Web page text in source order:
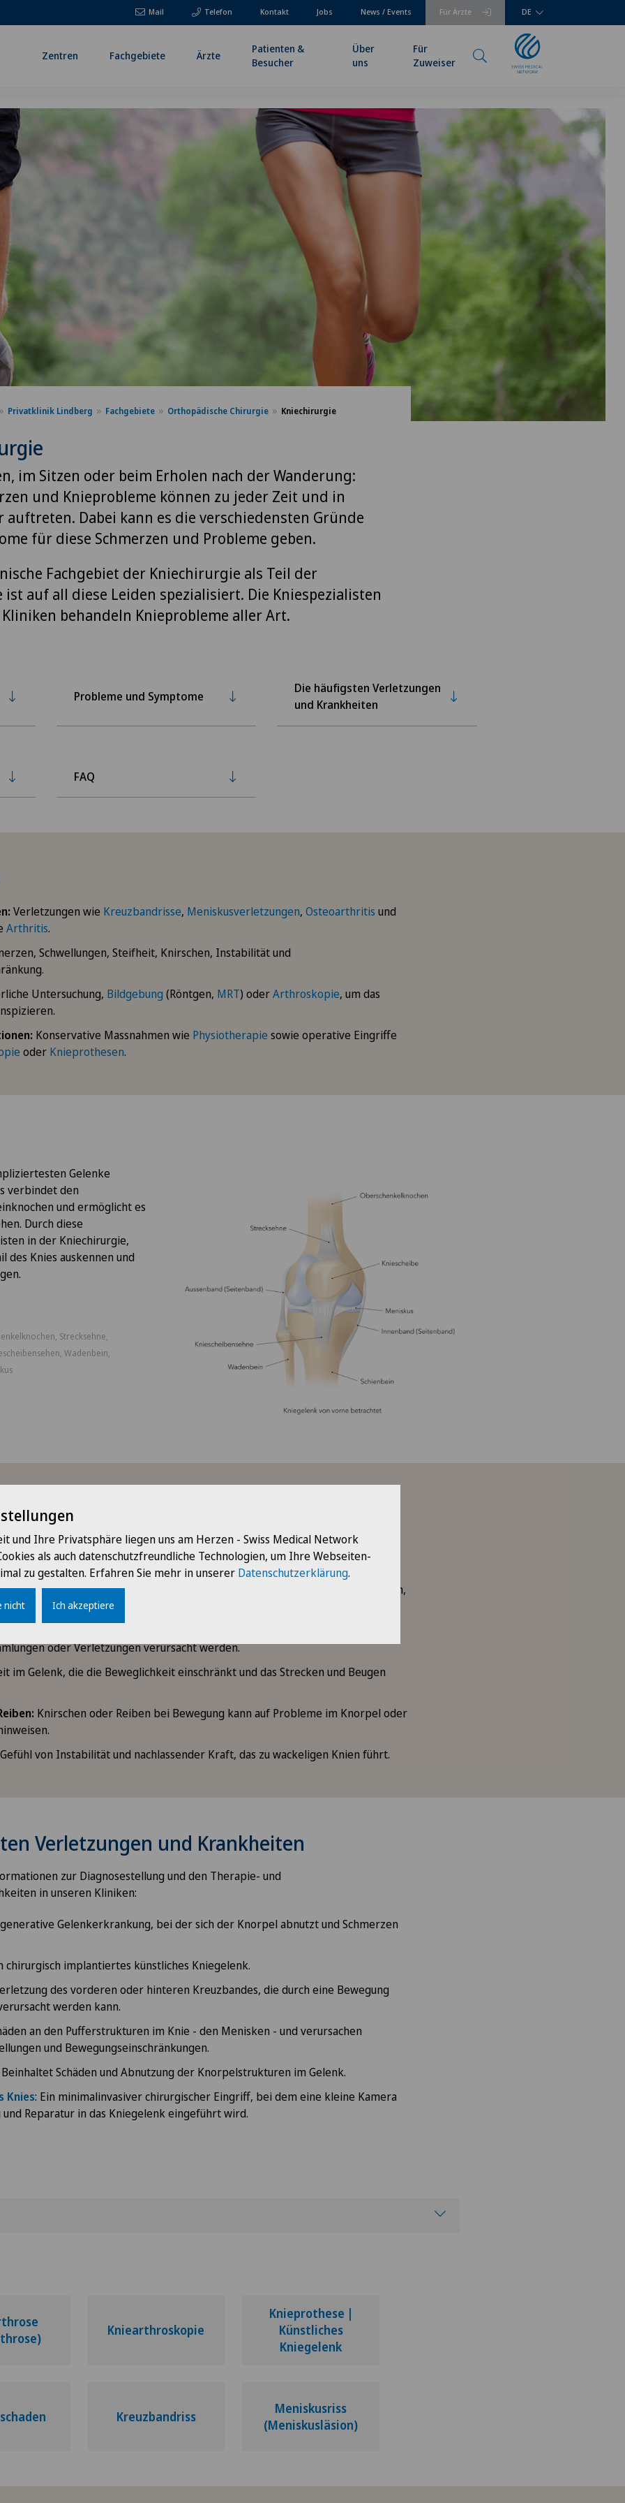
Mail Telefon Für Ärzte
Kontakt Jobs News / Events DE
Zentren Fachgebiete Ärzte
Patienten &
Besucher
Über
uns
Für
Zuweiser
Privatklinik Lindberg Fachgebiete Orthopädische Chirurgie Kniechirurgie
im Sitzen oder beim Erholen nach der Wanderung:
und Knieprobleme können zu jeder Zeit und in
auftreten. Dabei kann es die verschiedensten Gründe
für diese Schmerzen und Probleme geben.
Fachgebiet der Kniechirurgie als Teil der
ist auf all diese Leiden spezialisiert. Die Kniespezialisten
behandeln Knieprobleme aller Art.
Probleme und Symptome
Die häufigsten Verletzungen
und Krankheiten
FAQ
Verletzungen wie Kreuzbandrisse, Meniskusverletzungen, Osteoarthritis und
Arthritis.
Schwellungen, Steifheit, Knirschen, Instabilität und
Untersuchung, Bildgebung (Röntgen, MRT) oderArthroskopie, um das
Konservative Massnahmen wie Physiotherapie sowie operative Eingriffe
oder Knieprothesen.
Gelenke
verbindet den
und ermöglicht es
Durch diese
in der Kniechirurgie,
des Knies auskennen und
Strecksehne,
Wadenbein,
und Symptome
und Symptomen von Knieschmerzen gehören die folgenden
und Häufigkeit variieren können:
kann unterschiedlich stark sein, von milden Beschwerden bis zu starken,
oder Verletzungen verursacht werden.
im Gelenk, die die Beweglichkeit einschränkt und das Strecken und Beugen
Knirschen oder Reiben bei Bewegung kann auf Probleme im Knorpel oder
von Instabilität und nachlassender Kraft, das zu wackeligen Knien führt.
Verletzungen und Krankheiten
zur Diagnosestellung und den Therapie- und
in unseren Kliniken:
Gelenkerkrankung, bei der sich der Knorpel abnutzt und Schmerzen
chirurgisch implantiertes künstliches Kniegelenk.
des vorderen oder hinteren Kreuzbandes, die durch eine Bewegung
werden kann.
an den Pufferstrukturen im Knie - den Menisken - und verursachen
und Bewegungseinschränkungen.
Beinhaltet Schäden und Abnutzung der Knorpelstrukturen im Gelenk.
Knies: Ein minimalinvasiver chirurgischer Eingriff, bei dem eine kleine Kamera
Reparatur in das Kniegelenk eingeführt wird.
Kniearthroskopie
Knieprothese |
Künstliches
Kniegelenk
Kreuzbandriss
Meniskusriss
(Meniskusläsion)
und Ihre Privatsphäre liegen uns am Herzen - Swiss Medical Network
als auch datenschutzfreundliche Technologien, um Ihre Webseiten-
zu gestalten. Erfahren Sie mehr in unserer Datenschutzerklärung.
nicht Ich akzeptiere